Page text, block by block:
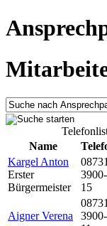
Name
Kargel Anton
Erster
Bürgermeister
08731
3900-
15
Aigner Verena
08731
3900-